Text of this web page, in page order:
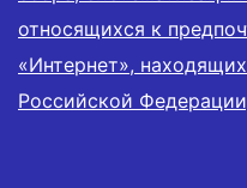
относящихся к
«Интернет»,
Российской